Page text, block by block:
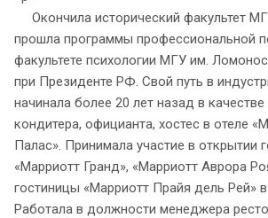
Окончила исторический факультет
прошла программы профессиональной
факультете психологии МГУ им.
при Президенте РФ. Свой путь в
начинала более 20 лет назад в
кондитера, официанта, хостес в отеле
Палас». Принимала участие в открытии
«Марриотт Гранд», «Марриотт Аврора
гостиницы «Марриотт Прайя дель Рей» в
Работала в должности менеджера